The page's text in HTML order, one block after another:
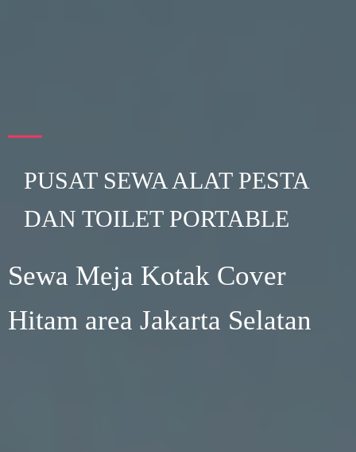
PUSAT SEWA ALAT PESTA
DAN TOILET PORTABLE
Sewa Meja Kotak Cover
Hitam area Jakarta Selatan